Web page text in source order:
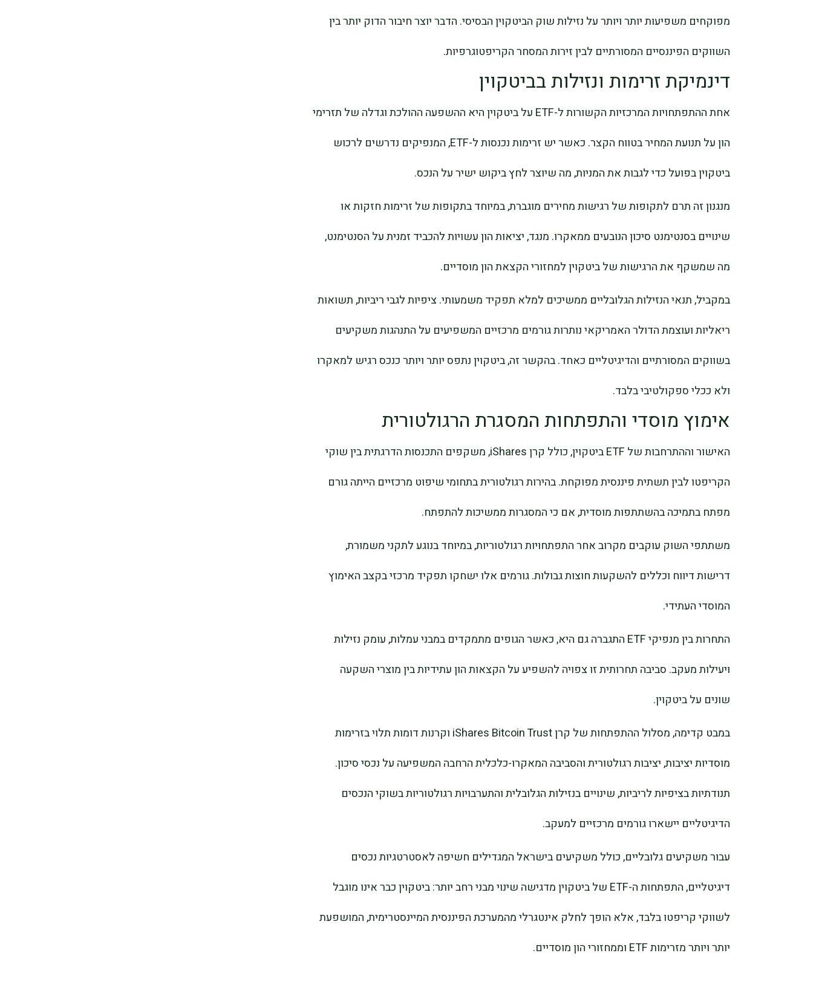
מפוקחים משפיעות יותר ויותר על נזילות שוק הביטקוין הבסיסי. הדבר יוצר חיבור הדוק יותר בין
השווקים הפיננסיים המסורתיים לבין זירות המסחר הקריפטוגרפיות.
דינמיקת זרימות ונזילות בביטקוין
אחת ההתפתחויות המרכזיות הקשורות ל-ETF על ביטקוין היא ההשפעה ההולכת וגדלה של תזרימי
הון על תנועת המחיר בטווח הקצר. כאשר יש זרימות נכנסות ל-ETF, המנפיקים נדרשים לרכוש
ביטקוין בפועל כדי לגבות את המניות, מה שיוצר לחץ ביקוש ישיר על הנכס.
מנגנון זה תרם לתקופות של רגישות מחירים מוגברת, במיוחד בתקופות של זרימות חזקות או
שינויים בסנטימנט סיכון הנובעים ממאקרו. מנגד, יציאות הון עשויות להכביד זמנית על הסנטימנט,
מה שמשקף את הרגישות של ביטקוין למחזורי הקצאת הון מוסדיים.
במקביל, תנאי הנזילות הגלובליים ממשיכים למלא תפקיד משמעותי. ציפיות לגבי ריביות, תשואות
ריאליות ועוצמת הדולר האמריקאי נותרות גורמים מרכזיים המשפיעים על התנהגות משקיעים
בשווקים המסורתיים והדיגיטליים כאחד. בהקשר זה, ביטקוין נתפס יותר ויותר כנכס רגיש למאקרו
ולא ככלי ספקולטיבי בלבד.
אימוץ מוסדי והתפתחות המסגרת הרגולטורית
האישור וההתרחבות של ETF ביטקוין, כולל קרן iShares, משקפים התכנסות הדרגתית בין שוקי
הקריפטו לבין תשתית פיננסית מפוקחת. בהירות רגולטורית בתחומי שיפוט מרכזיים הייתה גורם
מפתח בתמיכה בהשתתפות מוסדית, אם כי המסגרות ממשיכות להתפתח.
משתתפי השוק עוקבים מקרוב אחר התפתחויות רגולטוריות, במיוחד בנוגע לתקני משמורת,
דרישות דיווח וכללים להשקעות חוצות גבולות. גורמים אלו ישחקו תפקיד מרכזי בקצב האימוץ
המוסדי העתידי.
התחרות בין מנפיקי ETF התגברה גם היא, כאשר הגופים מתמקדים במבני עמלות, עומק נזילות
ויעילות מעקב. סביבה תחרותית זו צפויה להשפיע על הקצאות הון עתידיות בין מוצרי השקעה
שונים על ביטקוין.
במבט קדימה, מסלול ההתפתחות של קרן iShares Bitcoin Trust וקרנות דומות תלוי בזרימות
מוסדיות יציבות, יציבות רגולטורית והסביבה המאקרו-כלכלית הרחבה המשפיעה על נכסי סיכון.
תנודתיות בציפיות לריביות, שינויים בנזילות הגלובלית והתערבויות רגולטוריות בשוקי הנכסים
הדיגיטליים יישארו גורמים מרכזיים למעקב.
עבור משקיעים גלובליים, כולל משקיעים בישראל המגדילים חשיפה לאסטרטגיות נכסים
דיגיטליים, התפתחות ה-ETF של ביטקוין מדגישה שינוי מבני רחב יותר: ביטקוין כבר אינו מוגבל
לשווקי קריפטו בלבד, אלא הופך לחלק אינטגרלי מהמערכת הפיננסית המיינסטרימית, המושפעת
יותר ויותר מזרימות ETF וממחזורי הון מוסדיים.